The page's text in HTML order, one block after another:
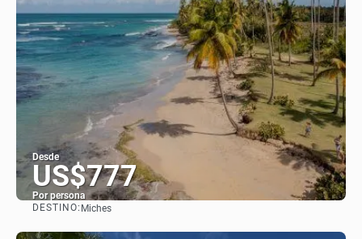
Desde
US$777
Por persona
DESTINO: Miches